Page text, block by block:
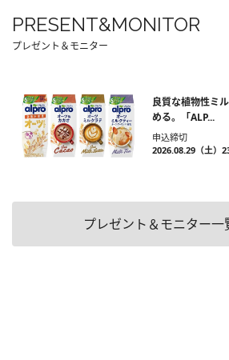
PRESENT&MONITOR
プレゼント＆モニター
良質な植物性ミ
める。「ALP...
申込締切
2026.08.29（土）
プレゼント＆モニター一